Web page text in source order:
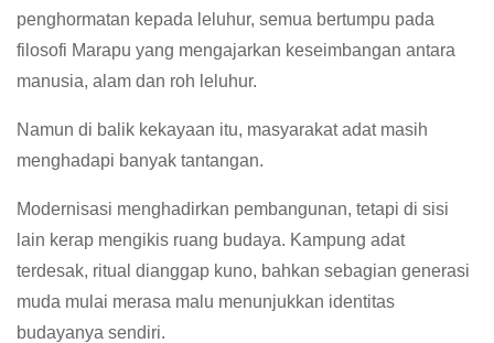
penghormatan kepada leluhur, semua bertumpu pada
filosofi Marapu yang mengajarkan keseimbangan antara
manusia, alam dan roh leluhur.
Namun di balik kekayaan itu, masyarakat adat masih
menghadapi banyak tantangan.
Modernisasi menghadirkan pembangunan, tetapi di sisi
lain kerap mengikis ruang budaya. Kampung adat
terdesak, ritual dianggap kuno, bahkan sebagian generasi
muda mulai merasa malu menunjukkan identitas
budayanya sendiri.